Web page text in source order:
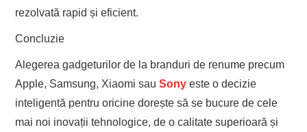
rezolvată rapid și eficient.
Concluzie
Alegerea gadgeturilor de la branduri de renume precum
Apple, Samsung, Xiaomi sauSony este o decizie
inteligentă pentru oricine dorește să se bucure de cele
mai noi inovații tehnologice, de o calitate superioară și